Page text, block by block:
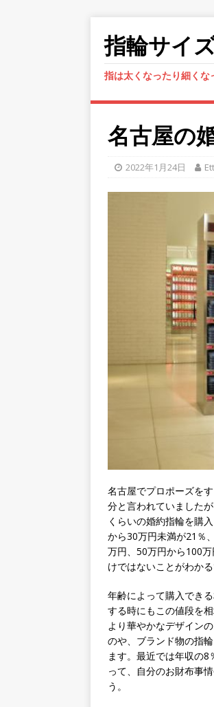
指輪サイ
指は太くなったり細くな
名古屋の
2022年1月24日
名古屋でプロポーズを
分と言われていました
くらいの婚約指輪を購
から30万円未満が21％
万円、50万円から100
けではないことがわかる
年齢によって購入でき
する時にもこの値段を
より華やかなデザイン
のや、ブランド物の指
ます。最近では年収の
って、自分のお財布事
う。